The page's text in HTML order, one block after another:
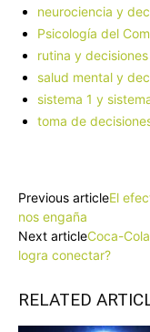
neurociencia y
Psicología del
rutina y decisiones
salud mental y
sistema 1 y
toma de
Previous articleEl
nos engaña
Next articleCoca-
logra conectar?
RELATED